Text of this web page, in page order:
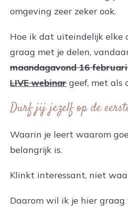
omgeving zeer zeker ook.
Hoe ik dat uiteindelijk elke
graag met je delen,
maandagavond 16
LIVE webinar geef, met als
Durf jij jezelf op de
Waarin je leert waarom
belangrijk is.
Klinkt interessant, niet
Daarom wil ik je hier